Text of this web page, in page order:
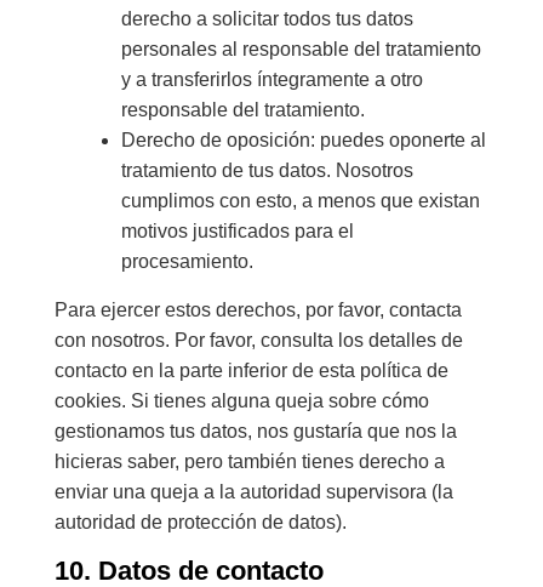
derecho a solicitar todos tus datos
personales al responsable del tratamiento
y a transferirlos íntegramente a otro
responsable del tratamiento.
Derecho de oposición: puedes oponerte al
tratamiento de tus datos. Nosotros
cumplimos con esto, a menos que existan
motivos justificados para el
procesamiento.
Para ejercer estos derechos, por favor, contacta
con nosotros. Por favor, consulta los detalles de
contacto en la parte inferior de esta política de
cookies. Si tienes alguna queja sobre cómo
gestionamos tus datos, nos gustaría que nos la
hicieras saber, pero también tienes derecho a
enviar una queja a la autoridad supervisora (la
autoridad de protección de datos).
10. Datos de contacto